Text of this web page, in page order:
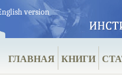
ГЛАВНАЯ КНИГИ
version